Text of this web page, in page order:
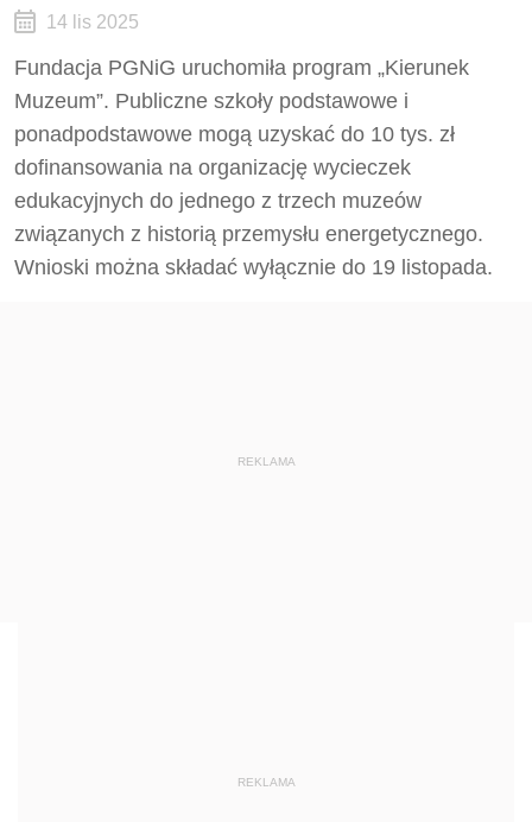
14 lis 2025
Fundacja PGNiG uruchomiła program „Kierunek
Muzeum”. Publiczne szkoły podstawowe i
ponadpodstawowe mogą uzyskać do 10 tys. zł
dofinansowania na organizację wycieczek
edukacyjnych do jednego z trzech muzeów
związanych z historią przemysłu energetycznego.
Wnioski można składać wyłącznie do 19 listopada.
REKLAMA
REKLAMA